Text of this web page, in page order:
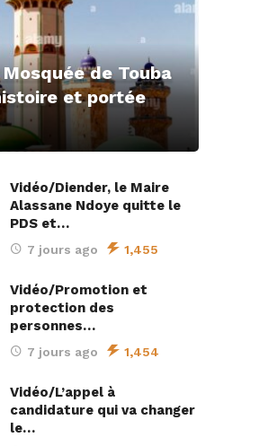
de Touba
et portée
Vidéo/Diender, le Maire
Alassane Ndoye quitte le
PDS et…
7 jours ago 1,455
Vidéo/Promotion et
protection des
personnes…
7 jours ago 1,454
Vidéo/L’appel à
candidature qui va changer
le…